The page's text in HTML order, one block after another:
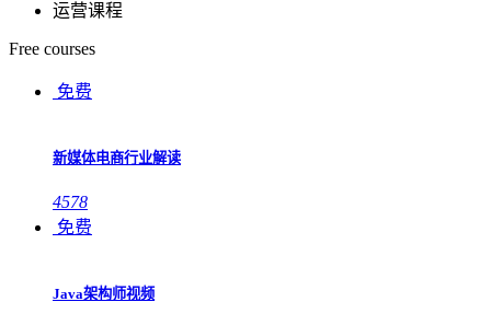
运营课程
Free courses
免费
新媒体电商行业解读
4578
免费
Java架构师视频